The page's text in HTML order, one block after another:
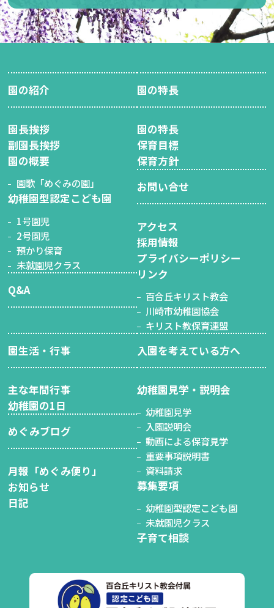
園の紹介
園長挨拶
副園長挨拶
園の概要
園歌「めぐみの園」
幼稚園型認定こども園
1号園児
2号園児
預かり保育
未就園児クラス
Q&A
園の特長
園の特長
保育目標
保育方針
お問い合せ
アクセス
採用情報
プライバシーポリシー
リンク
百合丘キリスト教会
川崎市幼稚園協会
キリスト教保育連盟
園生活・行事
主な年間行事
幼稚園の1日
めぐみブログ
月報「めぐみ便り」
お知らせ
日記
入園を考えている方へ
幼稚園見学・説明会
幼稚園見学
入園説明会
動画による保育見学
重要事項説明書
資料請求
募集要項
幼稚園型認定こども園
未就園児クラス
子育て相談